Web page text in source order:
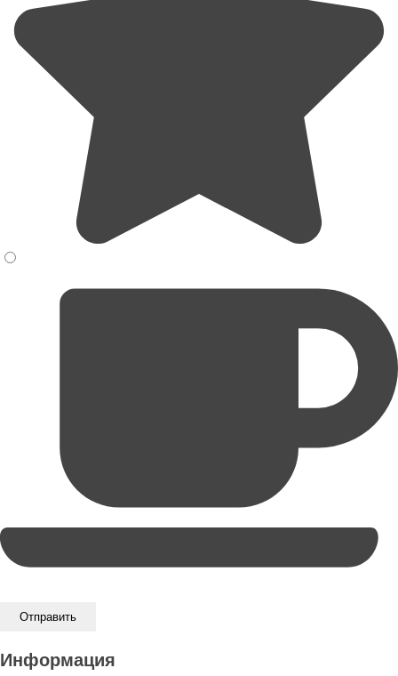
Информация